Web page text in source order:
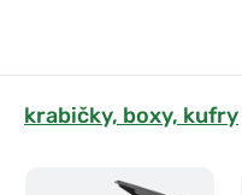
krabičky, boxy, kufry